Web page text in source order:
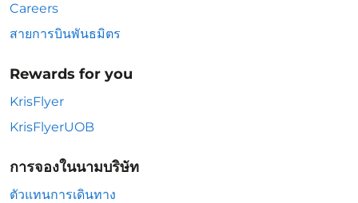
Careers
สายการบินพันธมิตร
Rewards for you
KrisFlyer
KrisFlyerUOB
การจองในนามบริษัท
ตัวแทนการเดินทาง